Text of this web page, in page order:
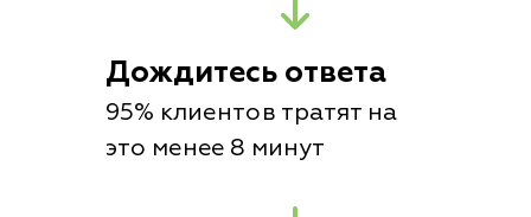
Дождитесь ответа
95% клиентов тратят на
это менее 8 минут